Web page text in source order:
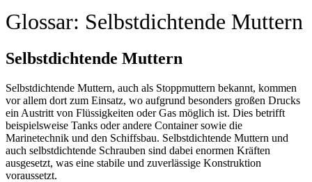
Glossar: Selbstdichtende Muttern
Selbstdichtende Muttern
Selbstdichtende Muttern, auch als Stoppmuttern bekannt, kommen
vor allem dort zum Einsatz, wo aufgrund besonders großen Drucks
ein Austritt von Flüssigkeiten oder Gas möglich ist. Dies betrifft
beispielsweise Tanks oder andere Container sowie die
Marinetechnik und den Schiffsbau. Selbstdichtende Muttern und
auch selbstdichtende Schrauben sind dabei enormen Kräften
ausgesetzt, was eine stabile und zuverlässige Konstruktion
voraussetzt.